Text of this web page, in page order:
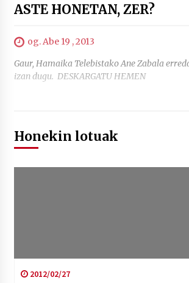
2026/07/09
LIBURUEN ERREPUBLIKA
2026/07/07
ASTE HONETAN, ZER?
og. Abe 19 , 2013
Gaur, Hamaika Telebistako Ane Zabala
izan dugu. DESKARGATU HEMEN
Honekin lotuak
2012/02/27